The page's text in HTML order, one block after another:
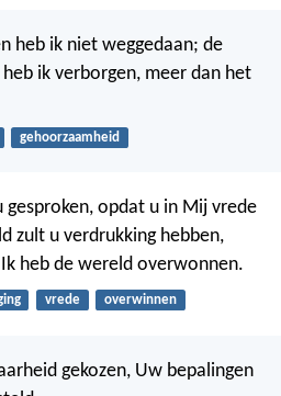
heb ik niet weggedaan; de
ik verborgen, meer dan het
gehoorzaamheid
gesproken, opdat u in Mij vrede
zult u verdrukking hebben,
heb de wereld overwonnen.
vrede overwinnen
gekozen, Uw bepalingen